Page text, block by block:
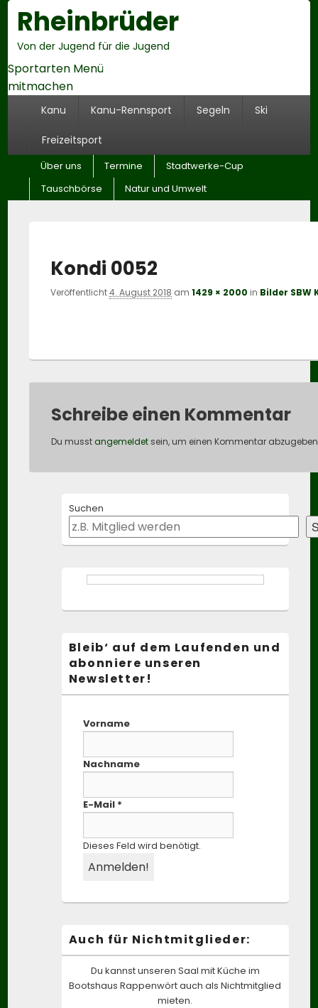
Rheinbrüder
Von der Jugend für die Jugend
Sportarten Menü
mitmachen
Kanu Kanu-Rennsport Segeln Ski
Freizeitsport
Untermenü
Über uns Termine
Stadtwerke-Cup
Tauschbörse
Natur und Umwelt
Kondi 0052
Veröffentlicht4. August 2018 am1429 × 2000 in Bilder SBW
Schreibe einen Kommentar
Du musstangemeldet sein, um einen Kommentar
Sidebar
Widget
Area
Suchen
Bleib‘ auf dem Laufenden und
abonniere unseren
Newsletter!
Vorname
Nachname
E-Mail *
Dieses Feld wird benötigt.
Auch für Nichtmitglieder:
Du kannst unseren Saal mit Küche im
Bootshaus Rappenwört auch als Nichtmitglied
mieten.